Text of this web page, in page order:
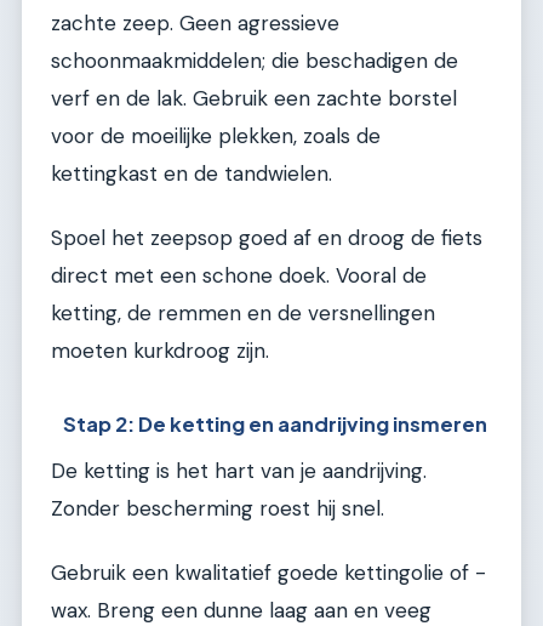
zachte zeep. Geen agressieve
schoonmaakmiddelen; die beschadigen de
verf en de lak. Gebruik een zachte borstel
voor de moeilijke plekken, zoals de
kettingkast en de tandwielen.
Spoel het zeepsop goed af en droog de fiets
direct met een schone doek. Vooral de
ketting, de remmen en de versnellingen
moeten kurkdroog zijn.
Stap 2: De ketting en aandrijving insmeren
De ketting is het hart van je aandrijving.
Zonder bescherming roest hij snel.
Gebruik een kwalitatief goede kettingolie of -
wax. Breng een dunne laag aan en veeg